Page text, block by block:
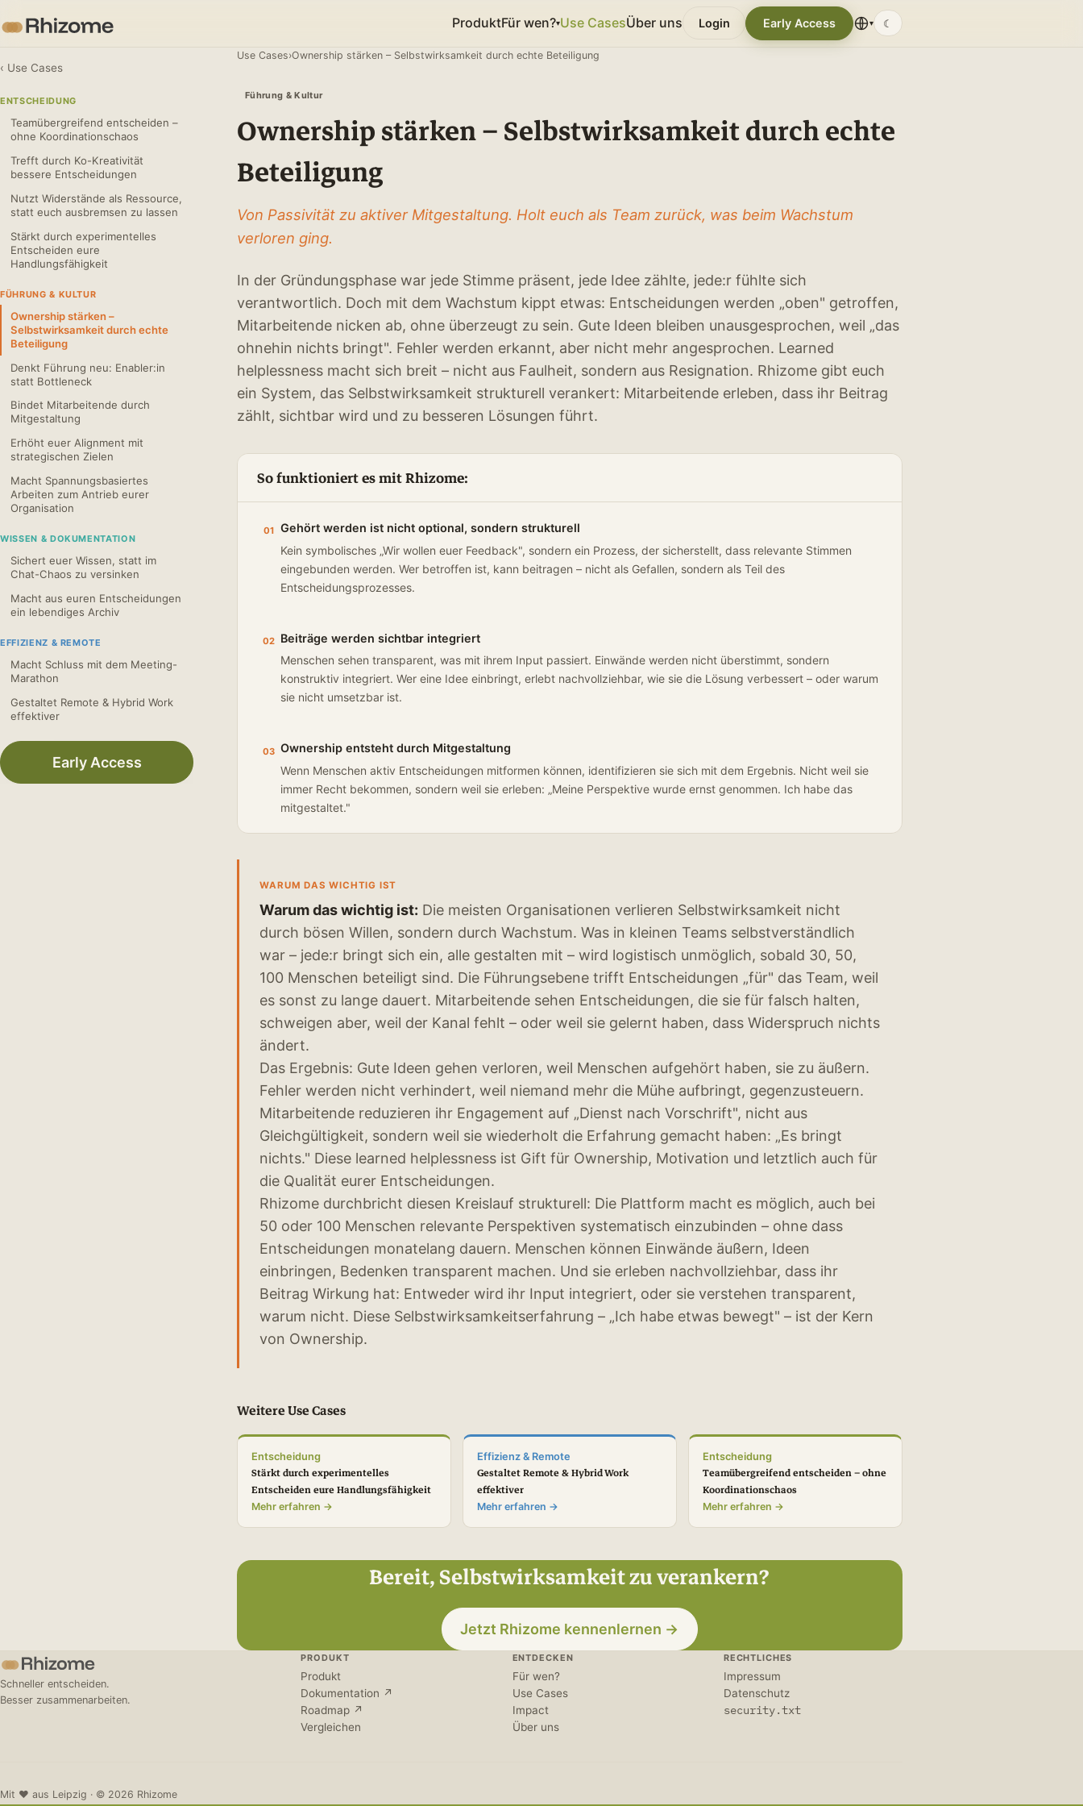
ProduktFür wen?▾Use CasesÜber uns Login Early Access ▾ ☾
‹ Use Cases
ENTSCHEIDUNG
Teamübergreifend entscheiden –
ohne Koordinationschaos
Trefft durch Ko-Kreativität
bessere Entscheidungen
Nutzt Widerstände als Ressource,
statt euch ausbremsen zu lassen
Stärkt durch experimentelles
Entscheiden eure
Handlungsfähigkeit
FÜHRUNG & KULTUR
Ownership stärken –
Selbstwirksamkeit durch echte
Beteiligung
Denkt Führung neu: Enabler:in
statt Bottleneck
Bindet Mitarbeitende durch
Mitgestaltung
Erhöht euer Alignment mit
strategischen Zielen
Macht Spannungsbasiertes
Arbeiten zum Antrieb eurer
Organisation
WISSEN & DOKUMENTATION
Sichert euer Wissen, statt im
Chat-Chaos zu versinken
Macht aus euren Entscheidungen
ein lebendiges Archiv
EFFIZIENZ & REMOTE
Macht Schluss mit dem Meeting-
Marathon
Gestaltet Remote & Hybrid Work
effektiver
Early Access
Use Cases›Ownership stärken – Selbstwirksamkeit durch echte Beteiligung
Führung & Kultur
Ownership stärken – Selbstwirksamkeit durch echte
Beteiligung
Von Passivität zu aktiver Mitgestaltung. Holt euch als Team zurück, was beim Wachstum
verloren ging.
In der Gründungsphase war jede Stimme präsent, jede Idee zählte, jede:r fühlte sich
verantwortlich. Doch mit dem Wachstum kippt etwas: Entscheidungen werden „oben" getroffen,
Mitarbeitende nicken ab, ohne überzeugt zu sein. Gute Ideen bleiben unausgesprochen, weil „das
ohnehin nichts bringt". Fehler werden erkannt, aber nicht mehr angesprochen. Learned
helplessness macht sich breit – nicht aus Faulheit, sondern aus Resignation. Rhizome gibt euch
ein System, das Selbstwirksamkeit strukturell verankert: Mitarbeitende erleben, dass ihr Beitrag
zählt, sichtbar wird und zu besseren Lösungen führt.
So funktioniert es mit Rhizome:
01 Gehört werden ist nicht optional, sondern strukturell
Kein symbolisches „Wir wollen euer Feedback", sondern ein Prozess, der sicherstellt, dass relevante Stimmen
eingebunden werden. Wer betroffen ist, kann beitragen – nicht als Gefallen, sondern als Teil des
Entscheidungsprozesses.
02 Beiträge werden sichtbar integriert
Menschen sehen transparent, was mit ihrem Input passiert. Einwände werden nicht überstimmt, sondern
konstruktiv integriert. Wer eine Idee einbringt, erlebt nachvollziehbar, wie sie die Lösung verbessert – oder warum
sie nicht umsetzbar ist.
03 Ownership entsteht durch Mitgestaltung
Wenn Menschen aktiv Entscheidungen mitformen können, identifizieren sie sich mit dem Ergebnis. Nicht weil sie
immer Recht bekommen, sondern weil sie erleben: „Meine Perspektive wurde ernst genommen. Ich habe das
mitgestaltet."
WARUM DAS WICHTIG IST
Warum das wichtig ist: Die meisten Organisationen verlieren Selbstwirksamkeit nicht
durch bösen Willen, sondern durch Wachstum. Was in kleinen Teams selbstverständlich
war – jede:r bringt sich ein, alle gestalten mit – wird logistisch unmöglich, sobald 30, 50,
100 Menschen beteiligt sind. Die Führungsebene trifft Entscheidungen „für" das Team, weil
es sonst zu lange dauert. Mitarbeitende sehen Entscheidungen, die sie für falsch halten,
schweigen aber, weil der Kanal fehlt – oder weil sie gelernt haben, dass Widerspruch nichts
ändert.
Das Ergebnis: Gute Ideen gehen verloren, weil Menschen aufgehört haben, sie zu äußern.
Fehler werden nicht verhindert, weil niemand mehr die Mühe aufbringt, gegenzusteuern.
Mitarbeitende reduzieren ihr Engagement auf „Dienst nach Vorschrift", nicht aus
Gleichgültigkeit, sondern weil sie wiederholt die Erfahrung gemacht haben: „Es bringt
nichts." Diese learned helplessness ist Gift für Ownership, Motivation und letztlich auch für
die Qualität eurer Entscheidungen.
Rhizome durchbricht diesen Kreislauf strukturell: Die Plattform macht es möglich, auch bei
50 oder 100 Menschen relevante Perspektiven systematisch einzubinden – ohne dass
Entscheidungen monatelang dauern. Menschen können Einwände äußern, Ideen
einbringen, Bedenken transparent machen. Und sie erleben nachvollziehbar, dass ihr
Beitrag Wirkung hat: Entweder wird ihr Input integriert, oder sie verstehen transparent,
warum nicht. Diese Selbstwirksamkeitserfahrung – „Ich habe etwas bewegt" – ist der Kern
von Ownership.
Weitere Use Cases
Entscheidung
Stärkt durch experimentelles
Entscheiden eure Handlungsfähigkeit
Mehr erfahren →
Effizienz & Remote
Gestaltet Remote & Hybrid Work
effektiver
Mehr erfahren →
Entscheidung
Teamübergreifend entscheiden – ohne
Koordinationschaos
Mehr erfahren →
Bereit, Selbstwirksamkeit zu verankern?
Jetzt Rhizome kennenlernen →
Schneller entscheiden.
Besser zusammenarbeiten.
PRODUKT
Produkt
Dokumentation ↗
Roadmap ↗
Vergleichen
ENTDECKEN
Für wen?
Use Cases
Impact
Über uns
RECHTLICHES
Impressum
Datenschutz
security.txt
Mit ♥ aus Leipzig · © 2026 Rhizome